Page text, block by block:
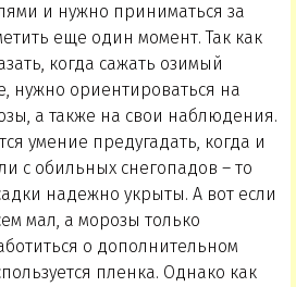
и нужно приниматься за
еще один момент. Так как
когда сажать озимый
нужно ориентироваться на
а также на свои наблюдения.
умение предугадать, когда и
с обильных снегопадов – то
надежно укрыты. А вот если
мал, а морозы только
о дополнительном
пленка. Однако как